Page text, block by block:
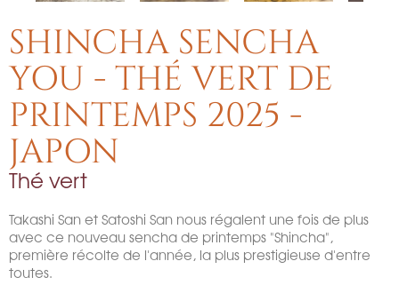
SHINCHA SENCHA
YOU - THÉ VERT DE
PRINTEMPS 2025 -
JAPON
Thé vert
Takashi San et Satoshi San nous régalent une fois de plus
avec ce nouveau sencha de printemps "Shincha",
première récolte de l'année, la plus prestigieuse d'entre
toutes.